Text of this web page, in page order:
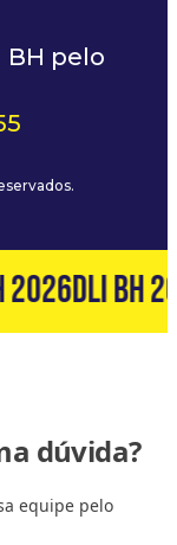
BH pelo
2026DLI BH
dúvida?
equipe pelo